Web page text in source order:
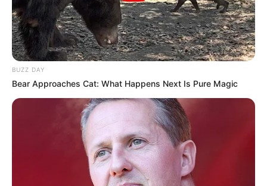
BUZZ DAY
Bear Approaches Cat: What Happens Next Is Pure Magic